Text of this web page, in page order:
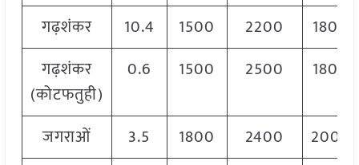
गढ़शंकर
10.4 1500 2200
1800
गढ़शंकर
(कोटफतुही)
0.6 1500 2500 1800
जगराओं 3.5 1800 2400
2000